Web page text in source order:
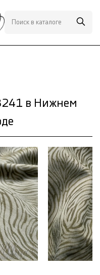
в Нижнем